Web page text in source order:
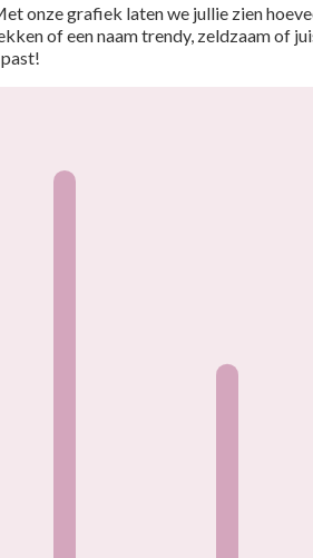
onze grafiek laten we jullie zien
of een naam trendy, zeldzaam of